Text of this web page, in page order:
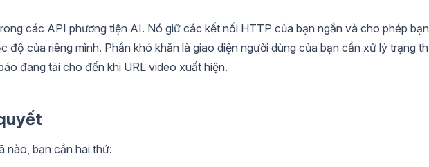
các API phương tiện AI. Nó giữ các kết nối HTTP của bạn ngắn và cho phép bạn
độ của riêng mình. Phần khó khăn là giao diện người dùng của bạn cần xử lý trạng
đang tải cho đến khi URL video xuất hiện.
nào, bạn cần hai thứ: